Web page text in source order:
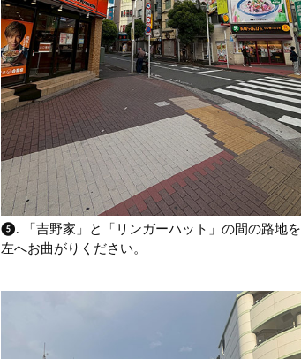
❺. 「吉野家」と「リンガーハット」の間の路地を
左へお曲がりください。